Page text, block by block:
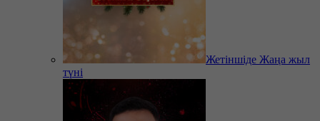
Жетіншіде Жаңа жыл
түні